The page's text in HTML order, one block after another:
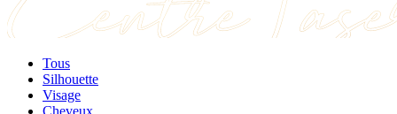
Tous
Silhouette
Visage
Cheveux